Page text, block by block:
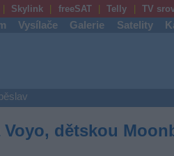
Skylink freeSAT Telly TV
Vysílače Galerie Satelity
Voyo, dětskou